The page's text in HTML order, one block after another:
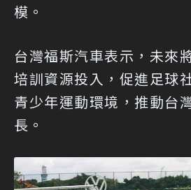
模。
台灣福斯汽車表示，未來
培訓資源投入，促進足球
青少年運動環境，推動台
長。